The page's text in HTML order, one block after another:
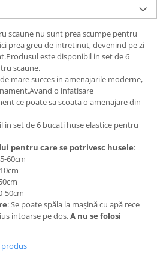
scaune nu sunt prea scumpe pentru
prea greu de intretinut, devenind pe zi
este disponibil in set de 6
scaune.
mare succes in amenajarile moderne,
o infatisare
ce poate sa scoata o amenajare din
in set de 6 bucati huse elastice pentru
pentru care se potrivesc husele:
60cm
50cm
: Se poate spăla la mașină cu apă rece
intoarse pe dos.A nu se folosi